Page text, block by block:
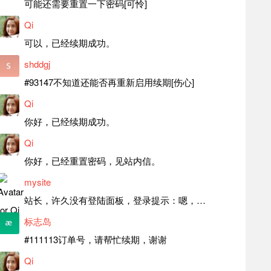
可能还需要重置一下密码[可怜]
Qi
可以，已经续期成功。
shddgj
#93147不知道还能否再重新启用续期[伤心]
Qi
你好，已经续期成功。
Qi
你好，已经重置密码，见站内信。
mysite
站长，许久没有登陆面板，登录提示：嗯，登录详细信息似乎不正确。请重试。 网站还可以正常使用。如果是密码问题请帮忙重置一下密码。谢谢。订单号：97790，账号：aa20210950。 站长，提交了工单，你回复续期成功，不过我的问题是面部登陆信息有问题，一直是初始密码，现在无法登陆，有时间麻烦排查一下。
标志岛
#111113订单号，请帮忙续期，谢谢
Qi